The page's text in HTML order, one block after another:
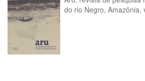
do rio Negro, Amazônia,